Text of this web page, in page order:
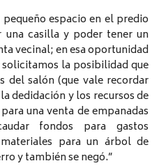
espacio en el predio
casilla y poder tener un
vecinal; en esa oportunidad
la posibilidad que
del salón (que vale recordar
dedidación y los recursos de
una venta de empanadas
fondos para gastos
para un árbol de
y también se negó.”